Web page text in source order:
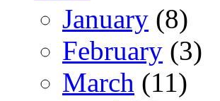
January (8)
February (3)
March (11)